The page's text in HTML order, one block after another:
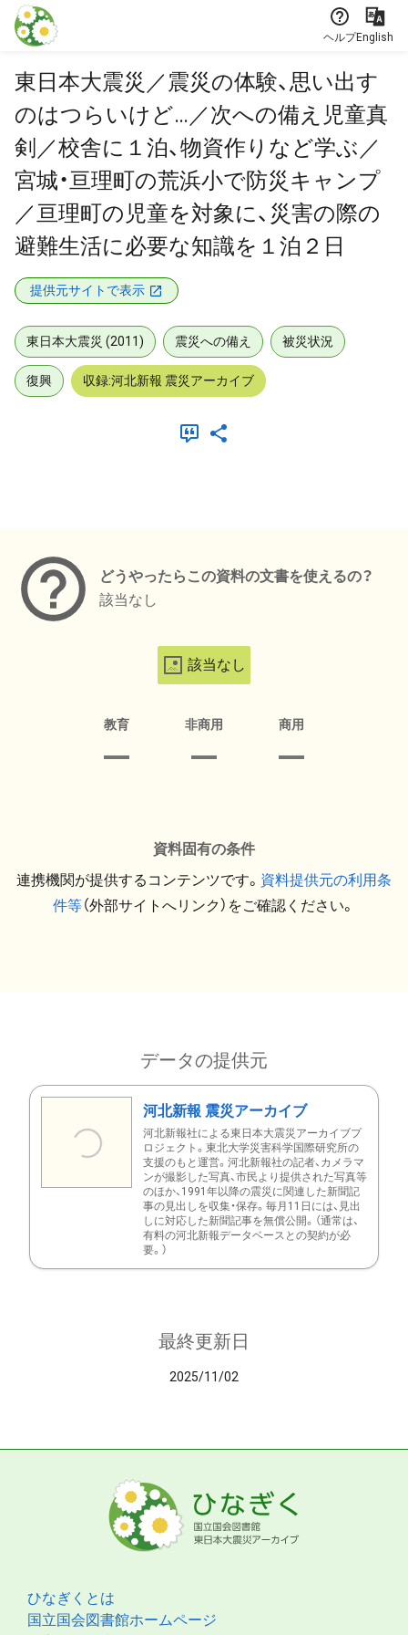
本文に飛ぶ
ヘルプEnglish
東日本大震災／震災の体験、思い出す
のはつらいけど…／次への備え児童真
剣／校舎に１泊、物資作りなど学ぶ／
宮城・亘理町の荒浜小で防災キャンプ
／亘理町の児童を対象に、災害の際の
避難生活に必要な知識を１泊２日
提供元サイトで表示
東日本大震災 (2011) 震災への備え 被災状況
復興 収録:河北新報 震災アーカイブ
どうやったらこの資料の文書を使えるの？
該当なし
該当なし
教育 非商用 商用
資料固有の条件
連携機関が提供するコンテンツです。 資料提供元の利用条
件等（外部サイトへリンク）をご確認ください。
データの提供元
河北新報 震災アーカイブ
河北新報社による東日本大震災アーカイブプ
ロジェクト。東北大学災害科学国際研究所の
支援のもと運営。河北新報社の記者、カメラマ
ンが撮影した写真、市民より提供された写真等
のほか、1991年以降の震災に関連した新聞記
事の見出しを収集・保存。毎月11日には、見出
しに対応した新聞記事を無償公開。（通常は、
有料の河北新報データベースとの契約が必
要。）
最終更新日
2025/11/02
ひなぎくとは
国立国会図書館ホームページ